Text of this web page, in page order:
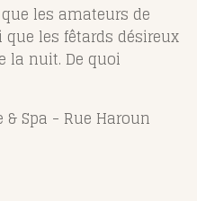
les amateurs de
les fêtards désireux
la nuit. De quoi
& Spa - Rue Haroun